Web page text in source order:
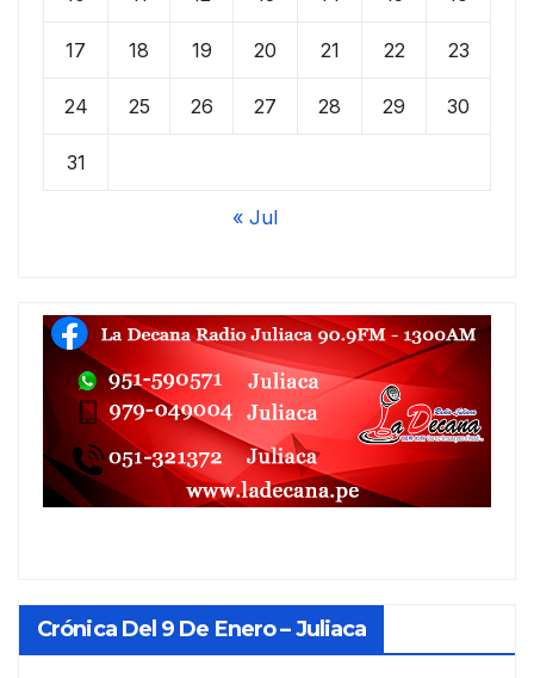
17 18 19 20 21 22 23
24 25 26 27 28 29 30
31
« Jul
Crónica Del 9 De Enero – Juliaca